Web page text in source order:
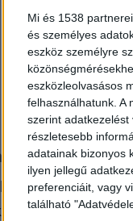
Mi és 1538
és személyes
eszköz személyre
eszközleolvasásos
felhasználhatunk. A
szerint
részletesebb
adatainak bizonyos
ilyen jellegű
preferenciáit, vagy
található
emberi
elhunyt